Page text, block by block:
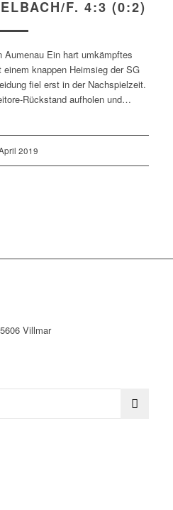
F. 4:3 (0:2)
Ein hart umkämpftes
knappen Heimsieg der SG
fiel erst in der Nachspielzeit.
Rückstand aufholen und…
2019
Villmar